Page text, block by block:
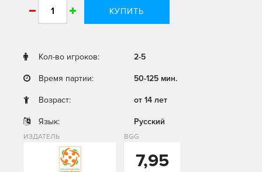
КУПИТЬ
Кол-во игроков: 2-5
Время партии: 50-125 мин.
Возраст: от 14 лет
Язык: Русский
ИЗДАТЕЛЬ BGG
7,95